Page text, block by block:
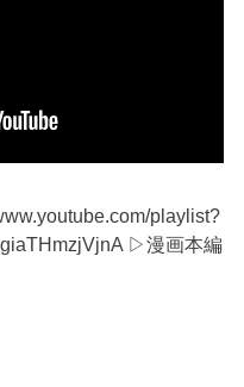
playlist?
▷漫画本編